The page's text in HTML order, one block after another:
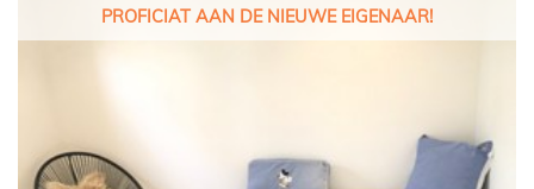
PROFICIAT AAN DE NIEUWE EIGENAAR!